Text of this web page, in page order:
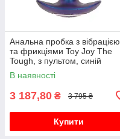
Анальна пробка з вібрацією
та фрикціями Toy Joy The
Tough, з пультом, синій
В наявності
3 187,80 ₴ 3 795 ₴
Купити